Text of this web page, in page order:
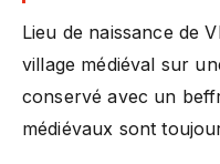
Lieu de naissance de
village médiéval sur
conservé avec un
médiévaux sont